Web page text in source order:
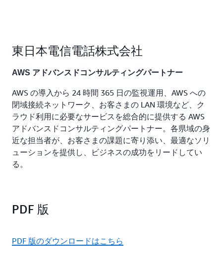
東日本電信電話株式会社
AWS アドバンスドコンサルティングパートナー
AWS の導入から 24 時間 365 日の監視運用、AWS への
閉域接続ネットワーク、お客さまの LAN 環境など、ク
ラウド利用に必要なサービスを総合的に提供する AWS
アドバンスドコンサルティングパートナー。各県域の身
近な担当者が、お客さまの課題に寄り添い、最適なソリ
ューションを提供し、ビジネスの成功をリードしてい
る。
PDF 版
PDF 版のダウンロードはこちら